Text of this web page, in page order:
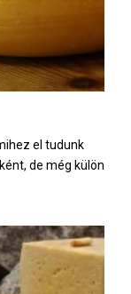
el tudunk
de még külön